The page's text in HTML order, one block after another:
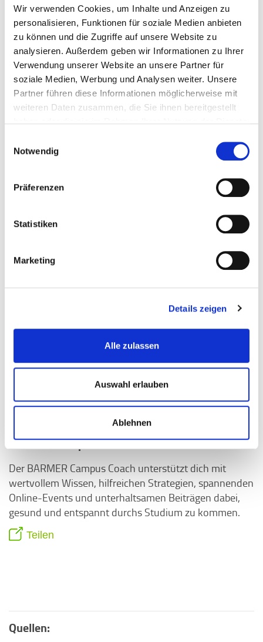
Wir verwenden Cookies, um Inhalte und Anzeigen zu
personalisieren, Funktionen für soziale Medien anbieten
zu können und die Zugriffe auf unsere Website zu
analysieren. Außerdem geben wir Informationen zu Ihrer
Verwendung unserer Website an unsere Partner für
soziale Medien, Werbung und Analysen weiter. Unsere
Partner führen diese Informationen möglicherweise mit
weiteren Daten zusammen, die Sie ihnen bereitgestellt
Notwendig
Präferenzen
Statistiken
Marketing
Details zeigen
Alle zulassen
Auswahl erlauben
Ablehnen
Entspannungsübungen findest du in der7Mind-Study-
Appoder der»Entspannungstechniken Kollektion«
Bewusste Pausen können deinen Lernfortschritt
begünstigen und deine kognitive Leistungsfähigkeit
verbessern. Deshalb: Tu dir selbst etwas Gutes und
mach mal Pause! Selbst kleine Auszeiten können dir
BARMER Campus Coach
Der BARMER Campus Coach unterstützt dich mit
wertvollem Wissen, hilfreichen Strategien, spannenden
Online-Events und unterhaltsamen Beiträgen dabei,
gesund und entspannt durchs Studium zu kommen.
Teilen
Quellen: